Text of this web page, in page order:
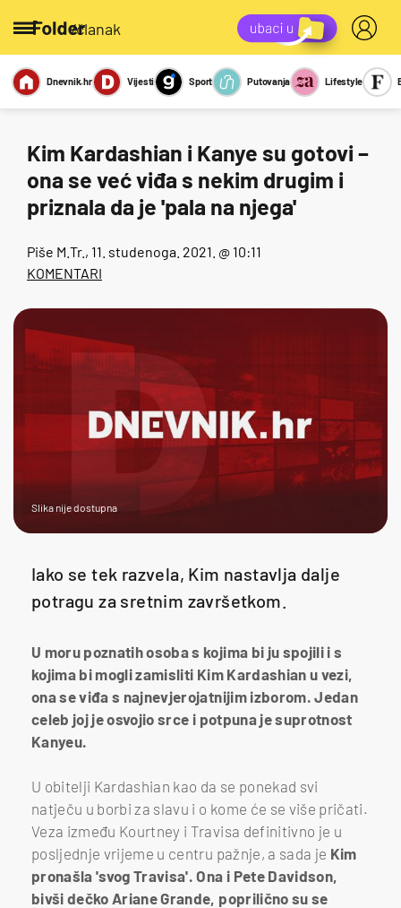
/članak
Miks Kviz
Report
Dnevnik.hr Vijesti Sport Putovanja Lifestyle
Kim Kardashian i Kanye su gotovi –
ona se već viđa s nekim drugim i
priznala da je 'pala na njega'
Piše M.Tr. , 11. studenoga. 2021. @ 10:11
KOMENTARI
Slika nije dostupna
Iako se tek razvela, Kim nastavlja dalje
potragu za sretnim završetkom.
U moru poznatih osoba s kojima bi ju spojili i s
kojima bi mogli zamisliti Kim Kardashian u vezi,
ona se viđa s najnevjerojatnijim izborom. Jedan
celeb joj je osvojio srce i potpuna je suprotnost
Kanyeu.
U obitelji Kardashian kao da se ponekad svi
natječu u borbi za slavu i o kome će se više pričati.
Veza između Kourtney i Travisa definitivno je u
posljednje vrijeme u centru pažnje, a sada je Kim
pronašla 'svog Travisa'. Ona i Pete Davidson,
bivši dečko Ariane Grande, poprilično su se